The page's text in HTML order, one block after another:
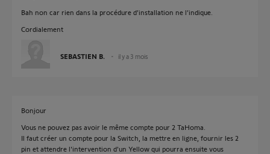
Bah non car rien dans la procédure d’installation ne l’indique.
Cordialement
SEBASTIEN B. il y a 3 mois
Bonjour
Vous ne pouvez pas avoir le même compte pour 2 TaHoma.
Il faut créer un compte pour la Switch, la mettre en ligne, fournir les 2
pin et attendre l'intervention d'un Yellow qui pourra ensuite vous